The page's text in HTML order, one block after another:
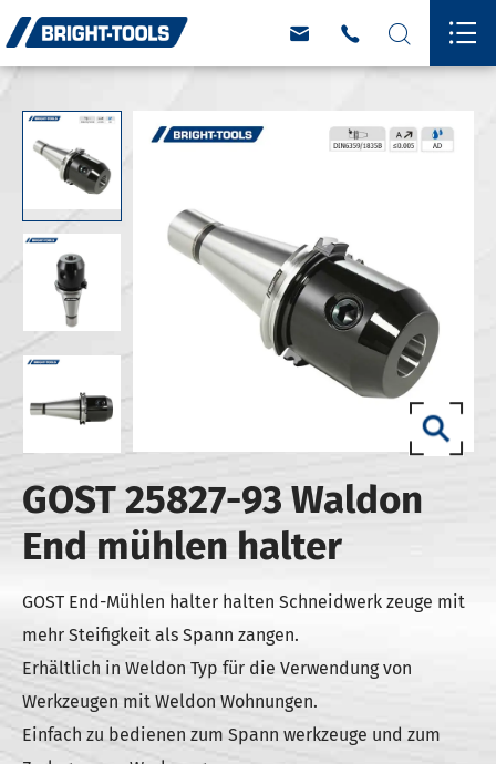
   
GOST 25827-93 Waldon
End mühlen halter
GOST End-Mühlen halter halten Schneidwerk zeuge mit
mehr Steifigkeit als Spann zangen.
Erhältlich in Weldon Typ für die Verwendung von
Werkzeugen mit Weldon Wohnungen.
Einfach zu bedienen zum Spann werkzeuge und zum